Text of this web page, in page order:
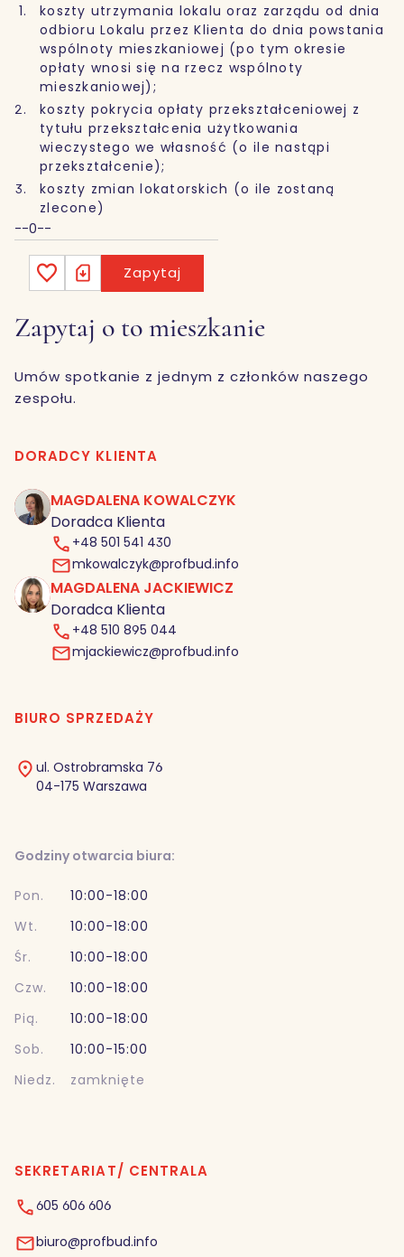
koszty utrzymania lokalu oraz zarządu od dnia
odbioru Lokalu przez Klienta do dnia powstania
wspólnoty mieszkaniowej (po tym okresie
opłaty wnosi się na rzecz wspólnoty
mieszkaniowej);
koszty pokrycia opłaty przekształceniowej z
tytułu przekształcenia użytkowania
wieczystego we własność (o ile nastąpi
przekształcenie);
koszty zmian lokatorskich (o ile zostaną
zlecone)
--0--
Zapytaj
Zapytaj o to mieszkanie
Umów spotkanie z jednym z członków naszego
zespołu.
DORADCY KLIENTA
MK MAGDALENA KOWALCZYK
Doradca Klienta
+48 501 541 430
mkowalczyk@profbud.info
MJ MAGDALENA JACKIEWICZ
Doradca Klienta
+48 510 895 044
mjackiewicz@profbud.info
BIURO SPRZEDAŻY
ul. Ostrobramska 76
04-175 Warszawa
Godziny otwarcia biura:
Pon.
10:00-18:00
Wt.
10:00-18:00
Śr.
10:00-18:00
Czw.
10:00-18:00
Pią.
10:00-18:00
Sob.
10:00-15:00
Niedz.
zamknięte
SEKRETARIAT/ CENTRALA
605 606 606
biuro@profbud.info